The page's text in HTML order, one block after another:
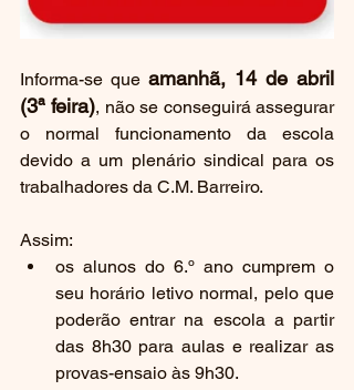
Informa-se que amanhã, 14 de abril
(3ª feira), não se conseguirá assegurar
o normal funcionamento da escola
devido a um plenário sindical para os
trabalhadores da C.M. Barreiro.
Assim:
os alunos do 6.º ano cumprem o
seu horário letivo normal, pelo que
poderão entrar na escola a partir
das 8h30 para aulas e realizar as
provas-ensaio às 9h30.